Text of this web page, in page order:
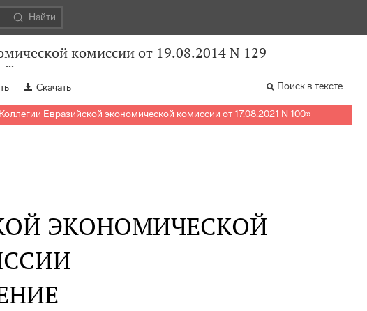
Найти
комиссии от 19.08.2014 N 129
Скачать Поиск в тексте
Евразийской экономической комиссии от 17.08.2021 N 100»
ЭКОНОМИЧЕСКОЙ